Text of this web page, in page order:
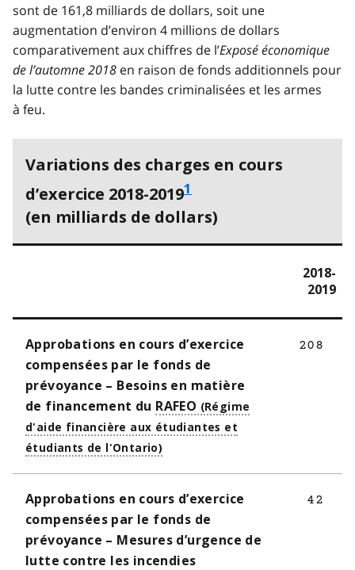
sont de 161,8 milliards de dollars, soit une
augmentation d’environ 4 millions de dollars
comparativement aux chiffres de l’Exposé économique
de l’automne 2018 en raison de fonds additionnels pour
la lutte contre les bandes criminalisées et les armes
à feu.
Variations des charges en cours
d’exercice 2018-20191
(en milliards de dollars)
2018-
2019
Approbations en cours d’exercice
compensées par le fonds de
prévoyance – Besoins en matière
de financement du RAFEO
208
Approbations en cours d’exercice
compensées par le fonds de
prévoyance – Mesures d’urgence de
lutte contre les incendies
42